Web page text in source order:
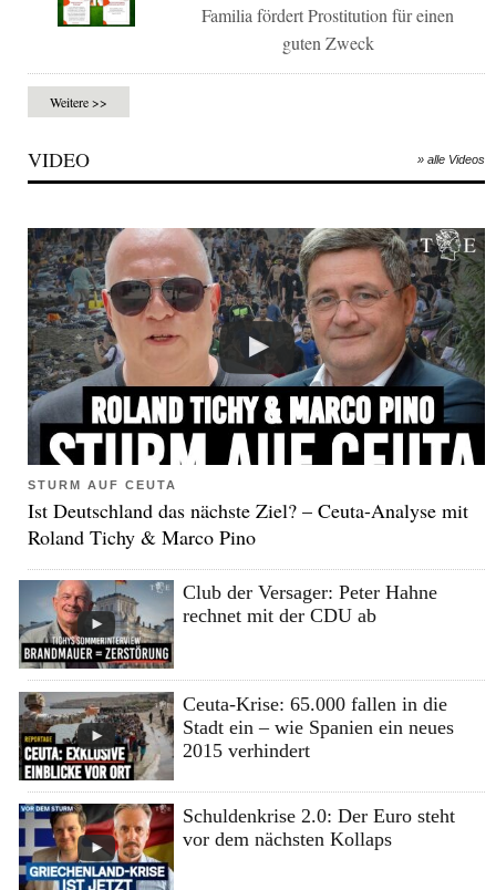
Familia fördert Prostitution für einen
guten Zweck
Weitere >>
VIDEO » alle Videos
STURM AUF CEUTA
Ist Deutschland das nächste Ziel? – Ceuta-Analyse mit
Roland Tichy & Marco Pino
Club der Versager: Peter Hahne
rechnet mit der CDU ab
Ceuta-Krise: 65.000 fallen in die
Stadt ein – wie Spanien ein neues
2015 verhindert
Schuldenkrise 2.0: Der Euro steht
vor dem nächsten Kollaps